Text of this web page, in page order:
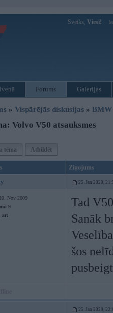
Sveiks, Viesi!
Forums Galerijas
» Vispārējās diskusijas »
Volvo V50 atsauksmes
tēma Atbildēt
Ziņojums
25. Jan 2020,
20. Nov 2009
9
ar:
Tad
Sanāk
šos
25. Jan 2020,